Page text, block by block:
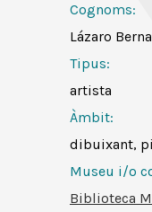
Cognoms:
Lázaro
Tipus:
artista
Àmbit:
dibuixant,
Museu i/o
Biblioteca